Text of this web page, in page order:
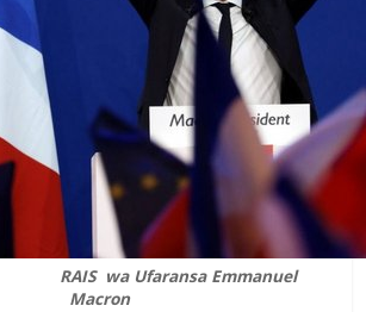
Ufaransa Emmanuel
Macron